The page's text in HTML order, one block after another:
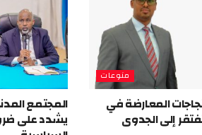
منوعات
المعارضة في
إلى الجدوى
المجتمع
يشدد على